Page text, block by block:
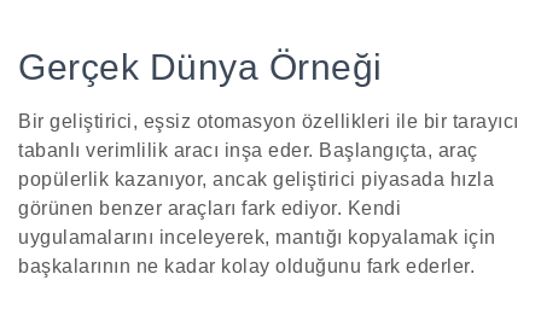
Gerçek Dünya Örneği
Bir geliştirici, eşsiz otomasyon özellikleri ile bir tarayıcı
tabanlı verimlilik aracı inşa eder. Başlangıçta, araç
popülerlik kazanıyor, ancak geliştirici piyasada hızla
görünen benzer araçları fark ediyor. Kendi
uygulamalarını inceleyerek, mantığı kopyalamak için
başkalarının ne kadar kolay olduğunu fark ederler.